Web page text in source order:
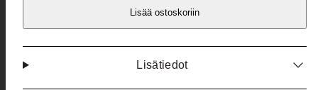
Lisää ostoskoriin
Lisätiedot